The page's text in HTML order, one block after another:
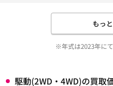
もっ
※年式は2023年に
駆動(2WD・4WD)の買取